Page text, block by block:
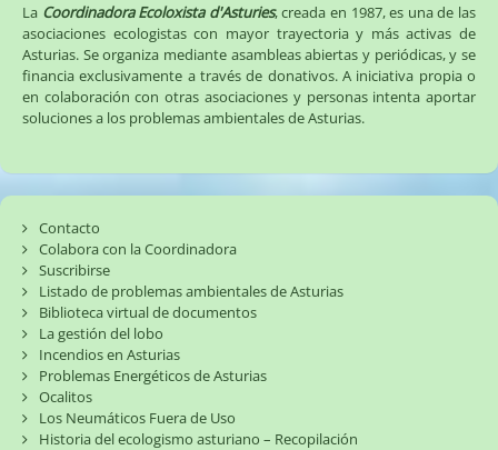
La Coordinadora Ecoloxista d'Asturies, creada en 1987, es una de las
asociaciones ecologistas con mayor trayectoria y más activas de
Asturias. Se organiza mediante asambleas abiertas y periódicas, y se
financia exclusivamente a través de donativos. A iniciativa propia o
en colaboración con otras asociaciones y personas intenta aportar
soluciones a los problemas ambientales de Asturias.
Contacto
Colabora con la Coordinadora
Suscribirse
Listado de problemas ambientales de Asturias
Biblioteca virtual de documentos
La gestión del lobo
Incendios en Asturias
Problemas Energéticos de Asturias
Ocalitos
Los Neumáticos Fuera de Uso
Historia del ecologismo asturiano – Recopilación